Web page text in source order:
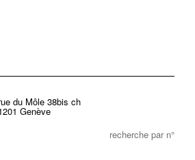
du Môle 38bis ch
Genève
recherche par n°